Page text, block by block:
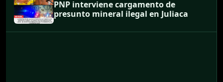
PNP interviene cargamento de
presunto mineral ilegal en Juliaca